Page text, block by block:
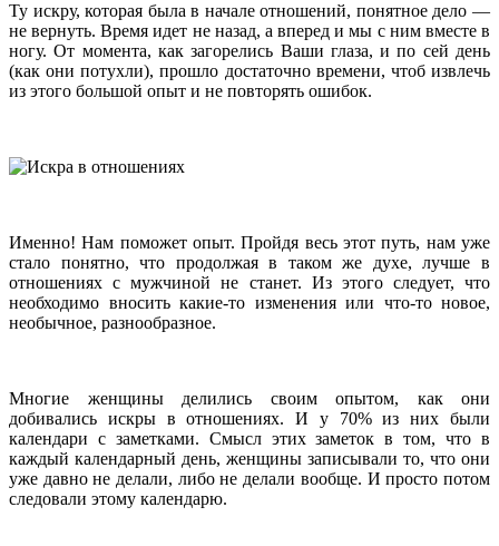
Ту искру, которая была в начале отношений, понятное дело —
не вернуть. Время идет не назад, а вперед и мы с ним вместе в
ногу. От момента, как загорелись Ваши глаза, и по сей день
(как они потухли), прошло достаточно времени, чтоб извлечь
из этого большой опыт и не повторять ошибок.
Именно! Нам поможет опыт. Пройдя весь этот путь, нам уже
стало понятно, что продолжая в таком же духе, лучше в
отношениях с мужчиной не станет. Из этого следует, что
необходимо вносить какие-то изменения или что-то новое,
необычное, разнообразное.
Многие женщины делились своим опытом, как они
добивались искры в отношениях. И у 70% из них были
календари с заметками. Смысл этих заметок в том, что в
каждый календарный день, женщины записывали то, что они
уже давно не делали, либо не делали вообще. И просто потом
следовали этому календарю.